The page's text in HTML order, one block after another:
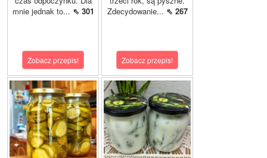
mnie jednak to... ⇖ 301
Zobacz przepis!
Zdecydowanie... ⇖ 267
Zobacz przepis!